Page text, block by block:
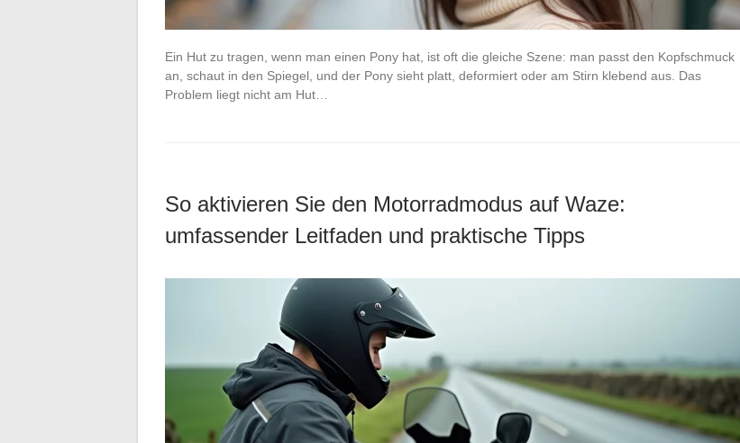
Ein Hut zu tragen, wenn man einen Pony hat, ist oft die gleiche Szene: man passt den Kopfschmuck
an, schaut in den Spiegel, und der Pony sieht platt, deformiert oder am Stirn klebend aus. Das
Problem liegt nicht am Hut…
So aktivieren Sie den Motorradmodus auf Waze:
umfassender Leitfaden und praktische Tipps